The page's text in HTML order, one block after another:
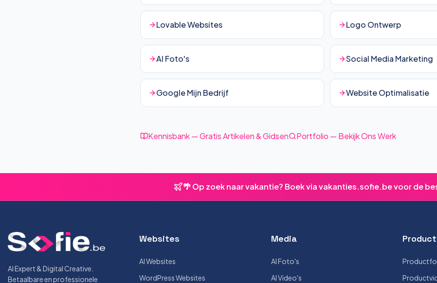
Lovable Websites Logo Ontwerp
AI Foto's Social Media Marketing
Google Mijn Bedrijf Website Optimalisatie
Kennisbank — Gratis Artikelen & Gidsen Portfolio — Bekijk Ons Werk
🌴 Op zoek naar vakantie? Boek via vakanties.sofie.be voor de
AI Expert & Digital Creative.
Betaalbare en professionele
Websites
AI Websites
WordPress Websites
Media
AI Foto's
AI Video's